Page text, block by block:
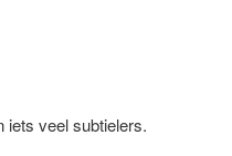
iets veel subtielers.